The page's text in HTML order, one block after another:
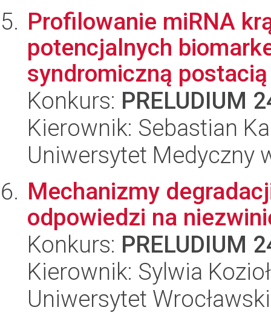
Profilowanie miRNA
potencjalnych
syndromiczną
Konkurs: PRELUDIUM
Kierownik: Sebastian
Uniwersytet Medyczny
Mechanizmy
odpowiedzi na
Konkurs: PRELUDIUM
Kierownik: Sylwia Kozioł
Uniwersytet Wrocławski